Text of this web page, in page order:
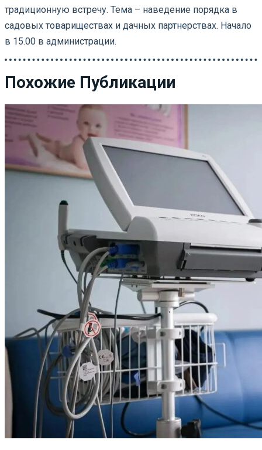
традиционную встречу. Тема – наведение порядка в
садовых товариществах и дачных партнерствах. Начало
в 15.00 в администрации.
Похожие Публикации